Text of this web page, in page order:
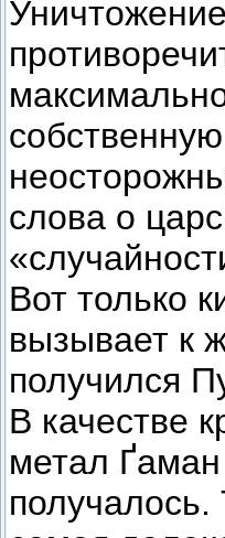
слова о
Вот только
вызывает к
получился
В качестве
метал